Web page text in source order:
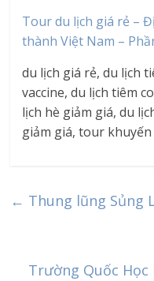
Tour du lịch giá rẻ –
thành Việt Nam –
du lịch giá rẻ, du lịch
vaccine, du lịch tiêm
lịch hè giảm giá, du
giảm giá, tour khuyến
← Thung lũng Sủng
Trường Quốc Học